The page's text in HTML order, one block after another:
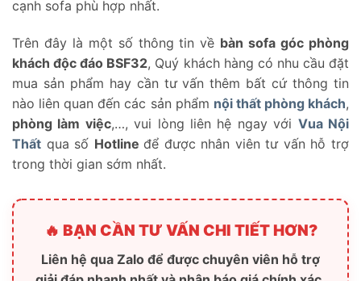
cạnh sofa phù hợp nhất.
Trên đây là một số thông tin về bàn sofa góc phòng
khách độc đáo BSF32, Quý khách hàng có nhu cầu đặt
mua sản phẩm hay cần tư vấn thêm bất cứ thông tin
nào liên quan đến các sản phẩm nội thất phòng khách,
phòng làm việc,…, vui lòng liên hệ ngay với Vua Nội
Thất qua số Hotlineđể được nhân viên tư vấn hỗ trợ
trong thời gian sớm nhất.
🔥 BẠN CẦN TƯ VẤN CHI TIẾT HƠN?
Liên hệ qua Zalo để được chuyên viên hỗ trợ